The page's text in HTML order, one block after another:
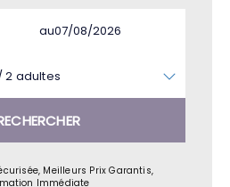
au
2 adultes
Meilleurs Prix Garantis,
Immédiate